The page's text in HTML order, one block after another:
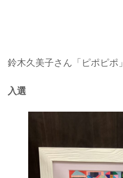
鈴木久美子さん「ピポピポ」
入選